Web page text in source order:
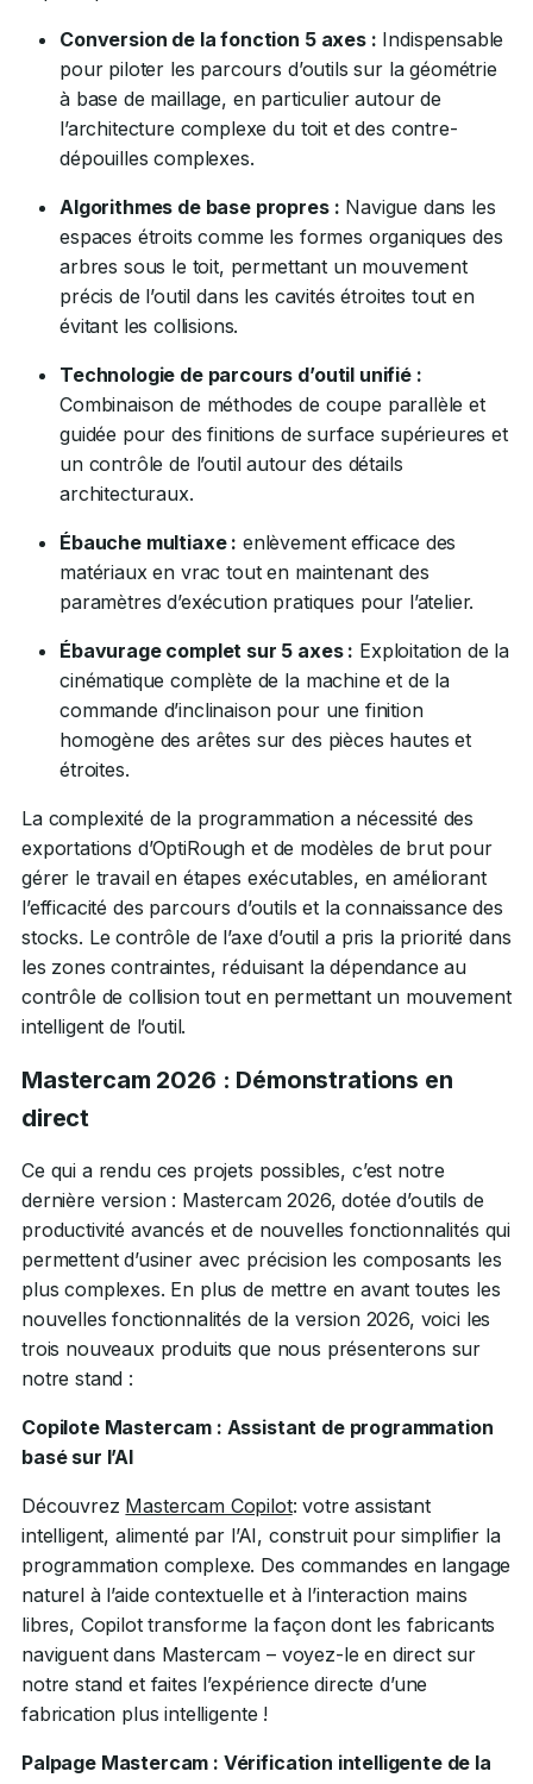
Conversion de la fonction 5 axes : Indispensable
pour piloter les parcours d’outils sur la géométrie
à base de maillage, en particulier autour de
l’architecture complexe du toit et des contre-
dépouilles complexes.
Algorithmes de base propres : Navigue dans les
espaces étroits comme les formes organiques des
arbres sous le toit, permettant un mouvement
précis de l’outil dans les cavités étroites tout en
évitant les collisions.
Technologie de parcours d’outil unifié :
Combinaison de méthodes de coupe parallèle et
guidée pour des finitions de surface supérieures et
un contrôle de l’outil autour des détails
architecturaux.
Ébauche multiaxe : enlèvement efficace des
matériaux en vrac tout en maintenant des
paramètres d’exécution pratiques pour l’atelier.
Ébavurage complet sur 5 axes : Exploitation de la
cinématique complète de la machine et de la
commande d’inclinaison pour une finition
homogène des arêtes sur des pièces hautes et
étroites.
La complexité de la programmation a nécessité des
exportations d’OptiRough et de modèles de brut pour
gérer le travail en étapes exécutables, en améliorant
l’efficacité des parcours d’outils et la connaissance des
stocks. Le contrôle de l’axe d’outil a pris la priorité dans
les zones contraintes, réduisant la dépendance au
contrôle de collision tout en permettant un mouvement
intelligent de l’outil.
Mastercam 2026 : Démonstrations en
direct
Ce qui a rendu ces projets possibles, c’est notre
dernière version : Mastercam 2026, dotée d’outils de
productivité avancés et de nouvelles fonctionnalités qui
permettent d’usiner avec précision les composants les
plus complexes. En plus de mettre en avant toutes les
nouvelles fonctionnalités de la version 2026, voici les
trois nouveaux produits que nous présenterons sur
notre stand :
Copilote Mastercam : Assistant de programmation
basé sur l’AI
Découvrez Mastercam Copilot: votre assistant
intelligent, alimenté par l’AI, construit pour simplifier la
programmation complexe. Des commandes en langage
naturel à l’aide contextuelle et à l’interaction mains
libres, Copilot transforme la façon dont les fabricants
naviguent dans Mastercam – voyez-le en direct sur
notre stand et faites l’expérience directe d’une
fabrication plus intelligente !
Palpage Mastercam : Vérification intelligente de la